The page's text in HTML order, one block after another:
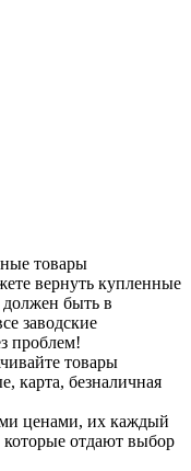
товары
вернуть купленные
должен быть в
заводские
проблем!
товары
карта, безналичная
ценами, их каждый
которые отдают выбор